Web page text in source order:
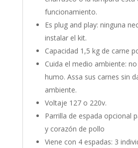
funcionamiento.
Es plug and play: ninguna
instalar el kit.
Capacidad 1,5 kg de carne
Cuida el medio ambiente:
humo. Assa sus carnes sin
ambiente.
Voltaje 127 o 220v.
Parrilla de espada opcional
y corazón de pollo
Viene con 4 espadas: 3